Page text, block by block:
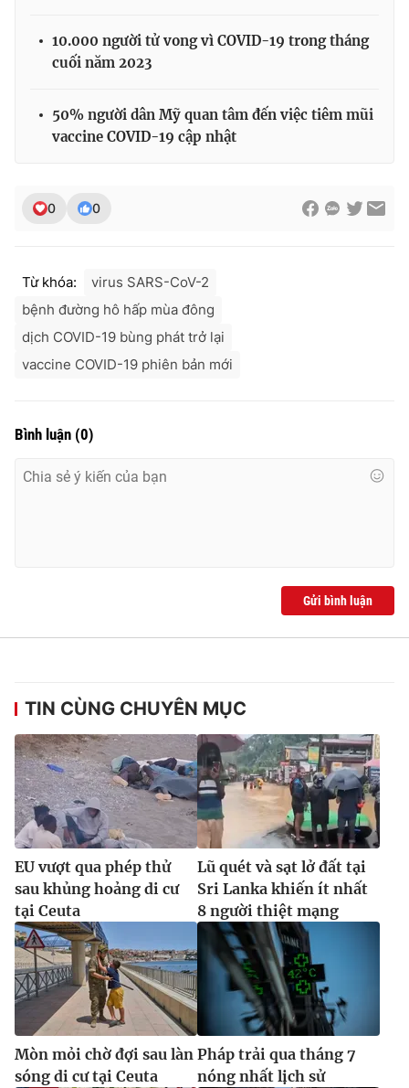
10.000 người tử vong vì COVID-19 trong tháng
cuối năm 2023
50% người dân Mỹ quan tâm đến việc tiêm mũi
vaccine COVID-19 cập nhật
0 0
Từ khóa:
virus SARS-CoV-2
bệnh đường hô hấp mùa đông
dịch COVID-19 bùng phát trở lại
vaccine COVID-19 phiên bản mới
Bình luận (0)
Gửi bình luận
TIN CÙNG CHUYÊN MỤC
EU vượt qua phép thử
sau khủng hoảng di cư
tại Ceuta
Lũ quét và sạt lở đất tại
Sri Lanka khiến ít nhất
8 người thiệt mạng
Mòn mỏi chờ đợi sau làn
sóng di cư tại Ceuta
Pháp trải qua tháng 7
nóng nhất lịch sử